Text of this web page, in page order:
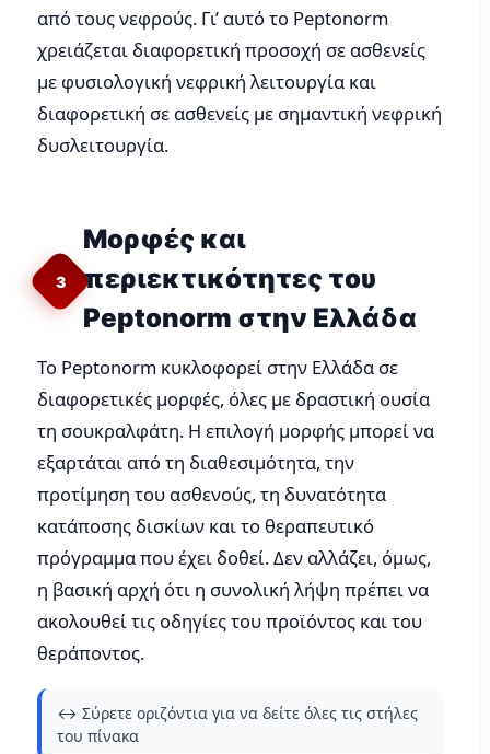
από τους νεφρούς. Γι’ αυτό το Peptonorm
χρειάζεται διαφορετική προσοχή σε ασθενείς
με φυσιολογική νεφρική λειτουργία και
διαφορετική σε ασθενείς με σημαντική νεφρική
δυσλειτουργία.
3
Μορφές και
περιεκτικότητες του
Peptonorm στην Ελλάδα
Το Peptonorm κυκλοφορεί στην Ελλάδα σε
διαφορετικές μορφές, όλες με δραστική ουσία
τη σουκραλφάτη. Η επιλογή μορφής μπορεί να
εξαρτάται από τη διαθεσιμότητα, την
προτίμηση του ασθενούς, τη δυνατότητα
κατάποσης δισκίων και το θεραπευτικό
πρόγραμμα που έχει δοθεί. Δεν αλλάζει, όμως,
η βασική αρχή ότι η συνολική λήψη πρέπει να
ακολουθεί τις οδηγίες του προϊόντος και του
θεράποντος.
↔️ Σύρετε οριζόντια για να δείτε όλες τις στήλες
του πίνακα